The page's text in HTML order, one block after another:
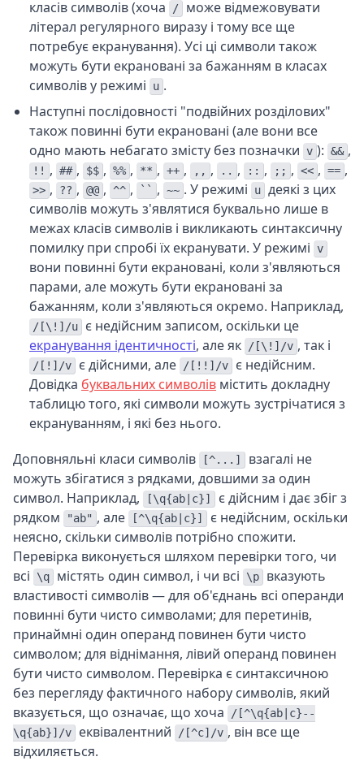
класів символів (хоча
/
може відмежовувати
літерал регулярного виразу і тому все ще
потребує екранування). Усі ці символи також
можуть бути екрановані за бажанням в класах
символів у режимі
u .
Наступні послідовності "подвійних розділових"
також повинні бути екрановані (але вони все
одно мають небагато змісту без позначки v ): && ,
!! , ## , $$ , %% , ** , ++ , ,, , .. , :: , ;; , << , == ,
>> , ?? , @@ , ^^ , `` , ~~ . У режимі u деякі з цих
символів можуть з'являтися буквально лише в
межах класів символів і викликають синтаксичну
помилку при спробі їх екранувати. У режимі v
вони повинні бути екрановані, коли з'являються
парами, але можуть бути екрановані за
бажанням, коли з'являються окремо. Наприклад,
/[\!]/u
є недійсним записом, оскільки це
екранування ідентичності, але як /[\!]/v , так і
/[!]/v є дійсними, але /[!!]/v
є недійсним.
Довідка буквальних символів містить докладну
таблицю того, які символи можуть зустрічатися з
екрануванням, і які без нього.
Доповняльні класи символів
[^...]
взагалі не
можуть збігатися з рядками, довшими за один
символ. Наприклад,
[\q{ab|c}]
є дійсним і дає збіг з
рядком
"ab" , але [^\q{ab|c}]
є недійсним, оскільки
неясно, скільки символів потрібно спожити.
Перевірка виконується шляхом перевірки того, чи
всі
\q містять один символ, і чи всі \p
вказують
властивості символів — для об'єднань всі операнди
повинні бути чисто символами; для перетинів,
принаймні один операнд повинен бути чисто
символом; для віднімання, лівий операнд повинен
бути чисто символом. Перевірка є синтаксичною
без перегляду фактичного набору символів, який
вказується, що означає, що хоча
/[^\q{ab|c}--
\q{ab}]/v
еквівалентний /[^c]/v , він все ще
відхиляється.